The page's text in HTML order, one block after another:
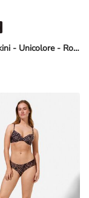
Haut de bikini - Unicolore - Rouge